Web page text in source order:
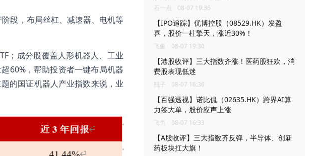
段，布局丝杠、减速器、电机等
；成分股覆盖人形机器人、工业
60%，帮助投资者一键布局机器
的国证机器人产业指数来说，业
石一点 08-07 19:36
【IPO追踪】优博控股（08529.HK）发盈
喜，股价一柱擎天，涨近30%！
飞鱼 08-07 19:30
【港股收评】三大指数齐涨！医药股狂欢，消
费股表现低迷
瓶子 08-07 16:36
【百强透视】诺比侃（02635.HK）跨界AI算
力签大单，股价应声上涨
飞鱼 08-07 16:33
【A股收评】三大指数齐反弹，半导体、创新
药板块扛大旗！